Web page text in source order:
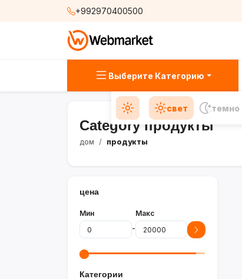
+992970400500
Выберите Категорию
свет темно
Category продукты
дом продукты
цена
Мин
-
Макс
Категории